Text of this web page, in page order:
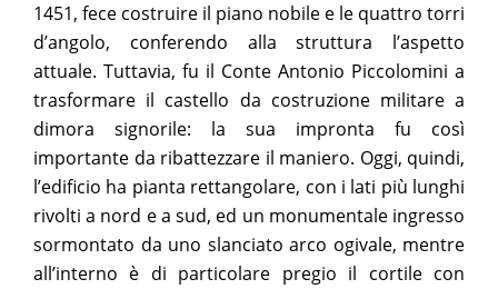
1451, fece costruire il piano nobile e le quattro torri
d’angolo, conferendo alla struttura l’aspetto
attuale. Tuttavia, fu il Conte Antonio Piccolomini a
trasformare il castello da costruzione militare a
dimora signorile: la sua impronta fu così
importante da ribattezzare il maniero. Oggi, quindi,
l’edificio ha pianta rettangolare, con i lati più lunghi
rivolti a nord e a sud, ed un monumentale ingresso
sormontato da uno slanciato arco ogivale, mentre
all’interno è di particolare pregio il cortile con